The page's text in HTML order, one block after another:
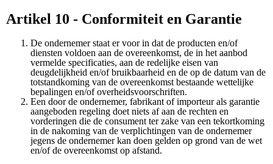
Artikel 10 - Conformiteit en Garantie
De ondernemer staat er voor in dat de producten en/of
diensten voldoen aan de overeenkomst, de in het aanbod
vermelde specificaties, aan de redelijke eisen van
deugdelijkheid en/of bruikbaarheid en de op de datum van de
totstandkoming van de overeenkomst bestaande wettelijke
bepalingen en/of overheidsvoorschriften.
Een door de ondernemer, fabrikant of importeur als garantie
aangeboden regeling doet niets af aan de rechten en
vorderingen die de consument ter zake van een tekortkoming
in de nakoming van de verplichtingen van de ondernemer
jegens de ondernemer kan doen gelden op grond van de wet
en/of de overeenkomst op afstand.